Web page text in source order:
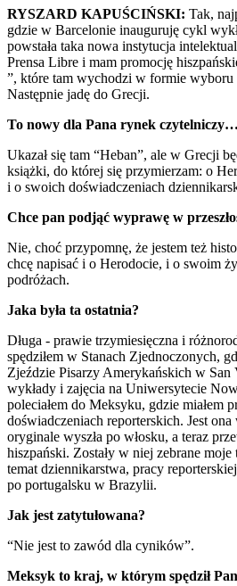
RYSZARD KAPUŚCIŃSKI: Tak,
gdzie w Barcelonie inauguruję cykl
powstała taka nowa instytucja
Prensa Libre i mam promocję
”, które tam wychodzi w formie
Następnie jadę do Grecji.
To nowy dla Pana rynek czytelniczy…
Ukazał się tam “Heban”, ale w Grecji
książki, do której się przymierzam: o
i o swoich doświadczeniach
Chce pan podjąć wyprawę w
Nie, choć przypomnę, że jestem też
chcę napisać i o Herodocie, i o swoim
podróżach.
Jaka była ta ostatnia?
Długa - prawie trzymiesięczna i
spędziłem w Stanach Zjednoczonych,
Zjeździe Pisarzy Amerykańskich w San
wykłady i zajęcia na Uniwersytecie
poleciałem do Meksyku, gdzie miałem
doświadczeniach reporterskich. Jest
oryginale wyszła po włosku, a teraz
hiszpański. Zostały w niej zebrane
temat dziennikarstwa, pracy
po portugalsku w Brazylii.
Jak jest zatytułowana?
“Nie jest to zawód dla cyników”.
Meksyk to kraj, w którym spędził Pan